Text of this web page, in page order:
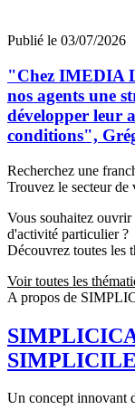
Publié le 03/07/2026
"Chez IMEDIA
nos agents une
développer leur
conditions",
Recherchez une
Trouvez le secteur de
Vous souhaitez ouvrir
d'activité particulier ?
Découvrez toutes les
Voir toutes les
A propos de
Un concept innovant